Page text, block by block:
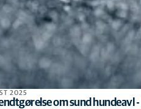
2025
om sund hundeavl